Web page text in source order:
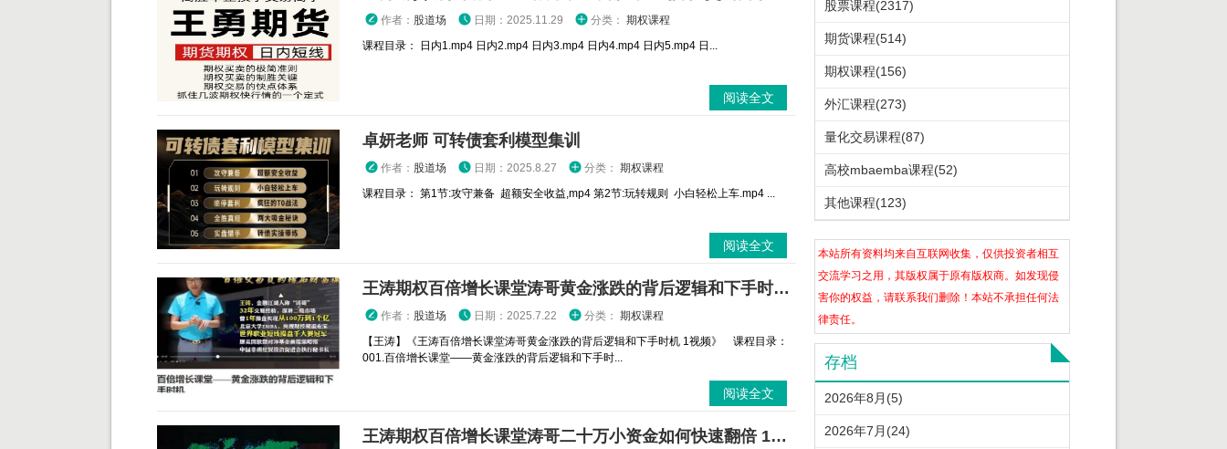
作者： 股道场 日期：2025.11.29 分类： 期权课程
课程目录： 日内1.mp4 日内2.mp4 日内3.mp4 日内4.mp4 日内5.mp4 日...
阅读全文
卓妍老师 可转债套利模型集训
作者： 股道场 日期：2025.8.27 分类： 期权课程
课程目录： 第1节:攻守兼备 超额安全收益,mp4 第2节:玩转规则 小白轻松上车.mp4 ...
阅读全文
王涛期权百倍增长课堂涛哥黄金涨跌的背后逻辑和下手时机 1视频
作者： 股道场 日期：2025.7.22 分类： 期权课程
【王涛】《王涛百倍增长课堂涛哥黄金涨跌的背后逻辑和下手时机 1视频》 课程目录：
001.百倍增长课堂——黄金涨跌的背后逻辑和下手时...
阅读全文
王涛期权百倍增长课堂涛哥二十万小资金如何快速翻倍 1视频
股票课程(2317)
期货课程(514)
期权课程(156)
外汇课程(273)
量化交易课程(87)
高校mbaemba课程(52)
其他课程(123)
本站所有资料均来自互联网收集，仅供投资者相互
交流学习之用，其版权属于原有版权商。如发现侵
害你的权益，请联系我们删除！本站不承担任何法
律责任。
存档
2026年8月(5)
2026年7月(24)